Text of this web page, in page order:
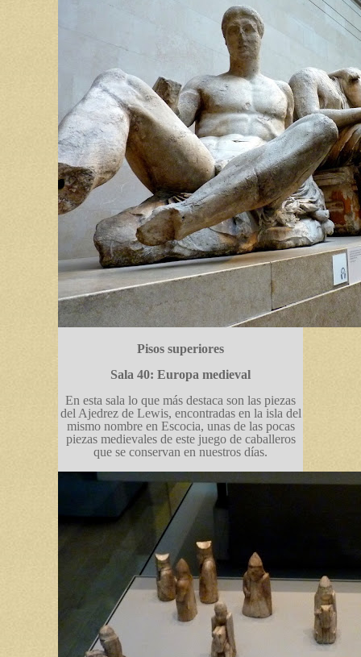
Pisos superiores
Sala 40: Europa medieval
En esta sala lo que más destaca son las piezas
del Ajedrez de Lewis, encontradas en la isla del
mismo nombre en Escocia, unas de las pocas
piezas medievales de este juego de caballeros
que se conservan en nuestros días.